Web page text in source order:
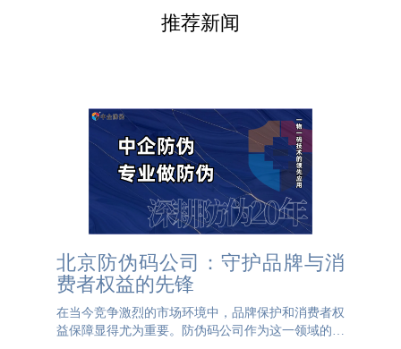
推荐新闻
北京防伪码公司：守护品牌与消
费者权益的先锋
在当今竞争激烈的市场环境中，品牌保护和消费者权
益保障显得尤为重要。防伪码公司作为这一领域的先